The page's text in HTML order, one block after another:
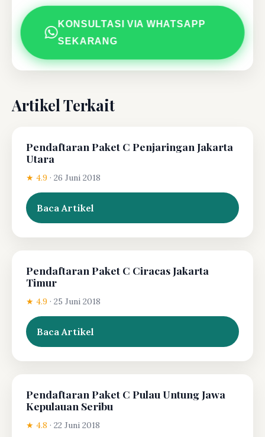
KONSULTASI VIA WHATSAPP
SEKARANG
Artikel Terkait
Pendaftaran Paket C Penjaringan Jakarta
Utara
★ 4.9 · 26 Juni 2018
Baca Artikel
Pendaftaran Paket C Ciracas Jakarta
Timur
★ 4.9 · 25 Juni 2018
Baca Artikel
Pendaftaran Paket C Pulau Untung Jawa
Kepulauan Seribu
★ 4.8 · 22 Juni 2018